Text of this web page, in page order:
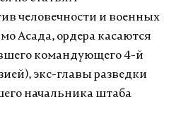
человечности и военных
Асада, ордера касаются
командующего 4-й
экс-главы разведки
начальника штаба